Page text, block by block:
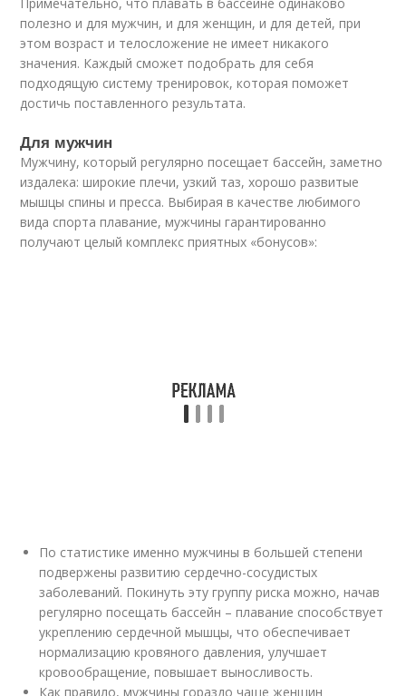
полезно и для мужчин, и для женщин, и для детей, при
этом возраст и телосложение не имеет никакого
значения. Каждый сможет подобрать для себя
подходящую систему тренировок, которая поможет
достичь поставленного результата.
Для мужчин
Мужчину, который регулярно посещает бассейн, заметно
издалека: широкие плечи, узкий таз, хорошо развитые
мышцы спины и пресса. Выбирая в качестве любимого
вида спорта плавание, мужчины гарантированно
получают целый комплекс приятных «бонусов»:
По статистике именно мужчины в большей степени
подвержены развитию сердечно-сосудистых
заболеваний. Покинуть эту группу риска можно, начав
регулярно посещать бассейн – плавание способствует
укреплению сердечной мышцы, что обеспечивает
нормализацию кровяного давления, улучшает
кровообращение, повышает выносливость.
Как правило, мужчины гораздо чаще женщин